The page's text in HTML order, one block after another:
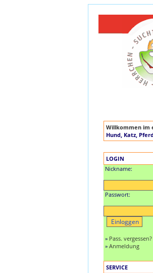
Willkommen im
Hund, Katz,
LOGIN
Nickname:
Passwort:
» Pass. vergessen?
» Anmeldung
SERVICE